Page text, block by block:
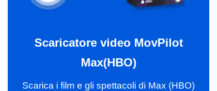
Scaricatore video MovPilot
Max(HBO)
Scarica i film e gli spettacoli di Max (HBO)